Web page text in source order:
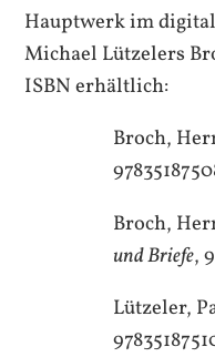
Hauptwerk im
Michael Lützelers
ISBN erhältlich:
Broch,
Broch,
und Briefe,
Lützeler,